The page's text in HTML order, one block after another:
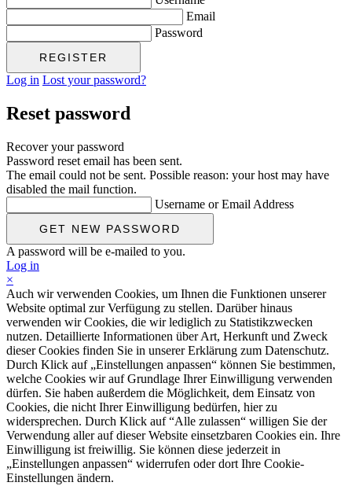
Email
Password
Log in Lost your password?
Reset password
Recover your password
Password reset email has been sent.
The email could not be sent. Possible reason: your host may have
disabled the mail function.
Username or Email Address
A password will be e-mailed to you.
Log in
×
Auch wir verwenden Cookies, um Ihnen die Funktionen unserer
Website optimal zur Verfügung zu stellen. Darüber hinaus
verwenden wir Cookies, die wir lediglich zu Statistikzwecken
nutzen. Detaillierte Informationen über Art, Herkunft und Zweck
dieser Cookies finden Sie in unserer Erklärung zum Datenschutz.
Durch Klick auf „Einstellungen anpassen“ können Sie bestimmen,
welche Cookies wir auf Grundlage Ihrer Einwilligung verwenden
dürfen. Sie haben außerdem die Möglichkeit, dem Einsatz von
Cookies, die nicht Ihrer Einwilligung bedürfen, hier zu
widersprechen. Durch Klick auf “Alle zulassen“ willigen Sie der
Verwendung aller auf dieser Website einsetzbaren Cookies ein. Ihre
Einwilligung ist freiwillig. Sie können diese jederzeit in
„Einstellungen anpassen“ widerrufen oder dort Ihre Cookie-
Einstellungen ändern.